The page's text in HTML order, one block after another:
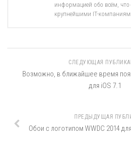
информацией обо всём, что
крупнейшими IT-
СЛЕДУЮЩАЯ
Возможно, в ближайшее время
для iOS 7.1
ПРЕДЫДУЩАЯ
Обои с логотипом WWDC 2014